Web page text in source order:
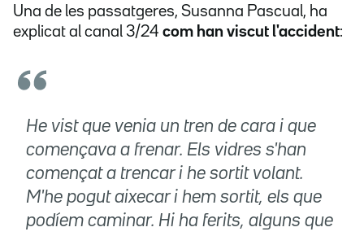
Una de les passatgeres, Susanna Pascual, ha
explicat al canal 3/24 com han viscut l'accident:
He vist que venia un tren de cara i que
començava a frenar. Els vidres s'han
començat a trencar i he sortit volant.
M'he pogut aixecar i hem sortit, els que
podíem caminar. Hi ha ferits, alguns que